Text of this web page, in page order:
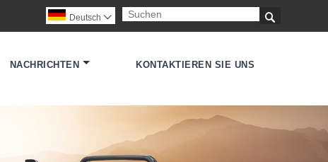

Deutsch 
NACHRICHTEN KONTAKTIEREN SIE UNS